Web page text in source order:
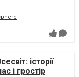
історії
і простір